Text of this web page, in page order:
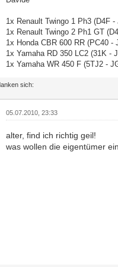
1x Renault Twingo 1 Ph3 (D4F -
1x Renault Twingo 2 Ph1 GT
1x Honda CBR 600 RR (PC40 -
1x Yamaha RD 350 LC2 (31K -
1x Yamaha WR 450 F (5TJ2 -
sich:
05.07.2010, 23:33
alter, find ich richtig geil!
was wollen die eigentümer